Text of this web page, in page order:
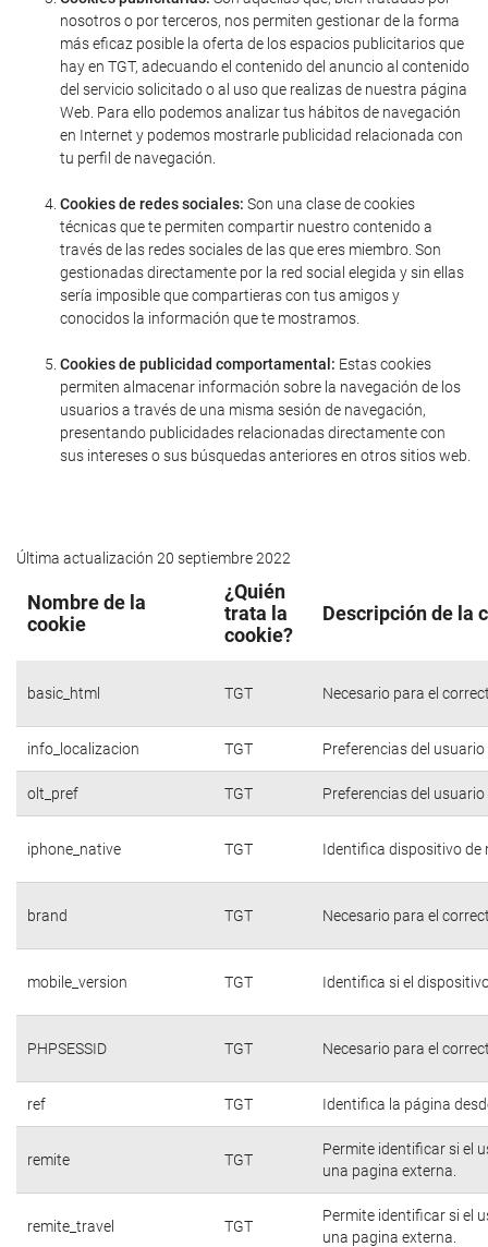
nosotros o por terceros, nos permiten gestionar de la forma
más eficaz posible la oferta de los espacios publicitarios que
hay en TGT, adecuando el contenido del anuncio al contenido
del servicio solicitado o al uso que realizas de nuestra página
Web. Para ello podemos analizar tus hábitos de navegación
en Internet y podemos mostrarle publicidad relacionada con
tu perfil de navegación.
Cookies de redes sociales: Son una clase de cookies
técnicas que te permiten compartir nuestro contenido a
través de las redes sociales de las que eres miembro. Son
gestionadas directamente por la red social elegida y sin ellas
sería imposible que compartieras con tus amigos y
conocidos la información que te mostramos.
Cookies de publicidad comportamental: Estas cookies
permiten almacenar información sobre la navegación de los
usuarios a través de una misma sesión de navegación,
presentando publicidades relacionadas directamente con
sus intereses o sus búsquedas anteriores en otros sitios web.
Última actualización 20 septiembre 2022
Nombre de la
cookie
¿Quién
trata la
cookie?
Descripción de la
basic_html TGT Necesario para el
info_localizacion TGT Preferencias del
olt_pref TGT Preferencias del
iphone_native TGT Identifica dispositivo de
brand TGT Necesario para el
mobile_version TGT Identifica si el
PHPSESSID TGT Necesario para el
ref TGT Identifica la página
remite TGT
Permite identificar si el
una pagina externa.
remite_travel TGT
Permite identificar si el
una pagina externa.